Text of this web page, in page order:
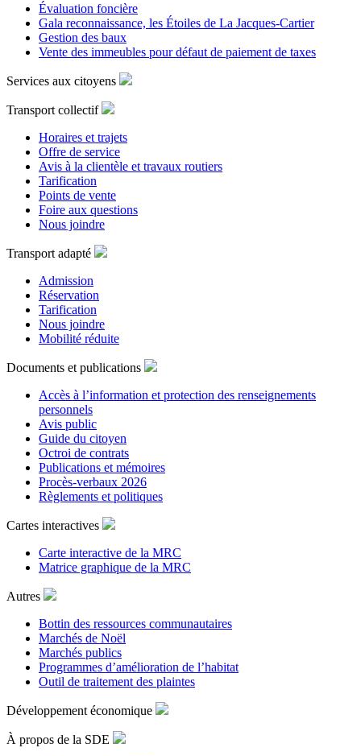
Évaluation foncière
Gala reconnaissance, les Étoiles de La Jacques-Cartier
Gestion des baux
Vente des immeubles pour défaut de paiement de taxes
Services aux citoyens
Transport collectif
Horaires et trajets
Offre de service
Avis à la clientèle et travaux routiers
Tarification
Points de vente
Foire aux questions
Nous joindre
Transport adapté
Admission
Réservation
Tarification
Nous joindre
Mobilité réduite
Documents et publications
Accès à l’information et protection des renseignements
personnels
Avis public
Guide du citoyen
Octroi de contrats
Publications et mémoires
Procès-verbaux 2026
Règlements et politiques
Cartes interactives
Carte interactive de la MRC
Matrice graphique de la MRC
Autres
Bottin des ressources communautaires
Marchés de Noël
Marchés publics
Programmes d’amélioration de l’habitat
Outil de traitement des plaintes
Développement économique
À propos de la SDE